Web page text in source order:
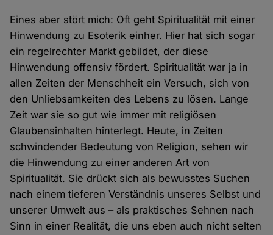
Eines aber stört mich: Oft geht Spiritualität mit einer
Hinwendung zu Esoterik einher. Hier hat sich sogar
ein regelrechter Markt gebildet, der diese
Hinwendung offensiv fördert. Spiritualität war ja in
allen Zeiten der Menschheit ein Versuch, sich von
den Unliebsamkeiten des Lebens zu lösen. Lange
Zeit war sie so gut wie immer mit religiösen
Glaubensinhalten hinterlegt. Heute, in Zeiten
schwindender Bedeutung von Religion, sehen wir
die Hinwendung zu einer anderen Art von
Spiritualität. Sie drückt sich als bewusstes Suchen
nach einem tieferen Verständnis unseres Selbst und
unserer Umwelt aus – als praktisches Sehnen nach
Sinn in einer Realität, die uns eben auch nicht selten